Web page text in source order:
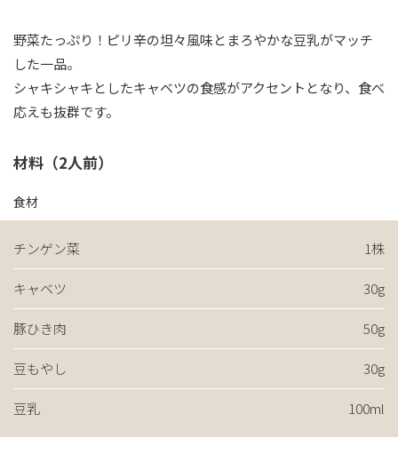
野菜たっぷり！ピリ辛の坦々風味とまろやかな豆乳がマッチ
した一品。
シャキシャキとしたキャベツの食感がアクセントとなり、食べ
応えも抜群です。
材料（2人前）
食材
チンゲン菜 1株
キャベツ 30g
豚ひき肉 50g
豆もやし 30g
豆乳 100ml